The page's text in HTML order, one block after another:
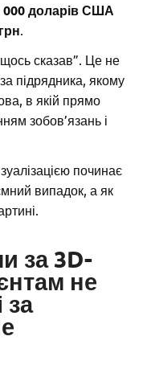
000 доларів США
сказав”. Це не
підрядника, якому
в якій прямо
зобов’язань і
починає
випадок, а як
за 3D-
не
за